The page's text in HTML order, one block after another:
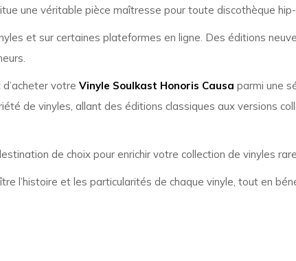
une véritable pièce maîtresse pour toute discothèque
et sur certaines plateformes en ligne. Des éditions
votre Vinyle Soulkast Honoris Causa parmi une
de vinyles, allant des éditions classiques aux versions
de choix pour enrichir votre collection de vinyles
l’histoire et les particularités de chaque vinyle, tout en